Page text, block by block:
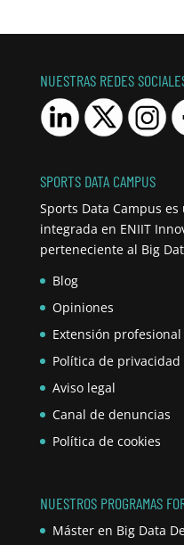
NUESTRAS REDES
SPORTS DATA CAMPUS
Sports Data Campus
integrada en ENIIT
perteneciente al Big
Blog
Opiniones
Extensión profesional
Política de privacidad
Aviso legal
Canal de denuncias
Política de cookies
NUESTROS PROGRAMAS
Máster en Big Data